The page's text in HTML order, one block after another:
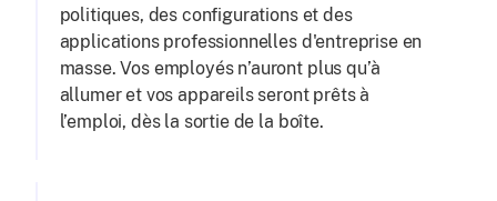
politiques, des configurations et des
applications professionnelles d'entreprise en
masse. Vos employés n’auront plus qu’à
allumer et vos appareils seront prêts à
l’emploi, dès la sortie de la boîte.